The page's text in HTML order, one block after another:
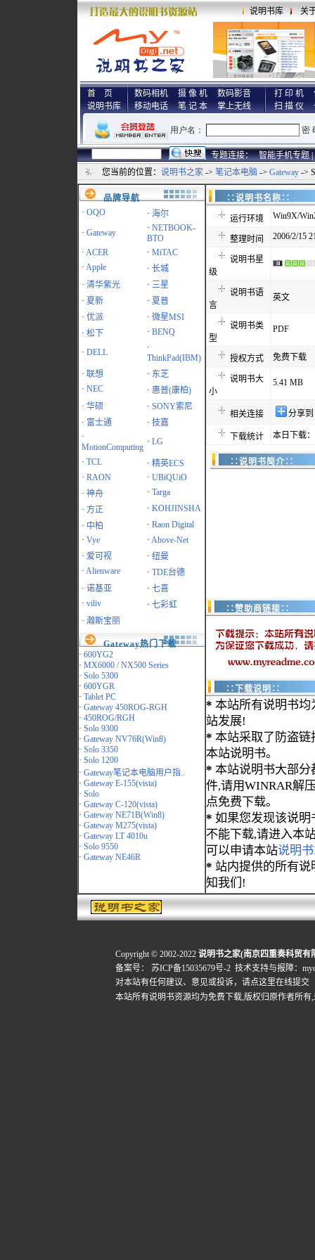
说明书库 关
首 页
说明书库
数码相机 摄 像 机
数码影音
移动电话
笔 记 本 掌上无线
打 印 机
扫 描 仪
专题连接： 智能手机专题 |
您当前的位置： 说明书之家 -> 笔记本电脑 -> Gateway ->
品牌导航
· OQO · 海尔
· Gateway · NETBOOK-
BTO
· ACER · MiTAC
· Apple · 长城
· 清华紫光 · 三星
· 夏新 · 夏普
· 优派 · 微星MSI
· 松下 · BENQ
· DELL
·
ThinkPad(IBM)
· 联想 · 东芝
· NEC · 惠普(康柏)
· 华硕 · SONY索尼
· 富士通 · 技嘉
·
MotionComputing
· LG
· TCL · 精英ECS
· RAON · UBiQUiO
· 神舟 · Targa
· 方正 · KOHJINSHA
· 中柏 · Raon Digital
· Vye · Above-Net
· 爱可视 · 纽曼
· Alienware · TDE台德
· 诺基亚 · 七喜
· viliv · 七彩虹
· 瀚斯宝丽
Gateway热门下载
· 600YG2
· MX6000 / NX500 Series
· Solo 5300
· 600YGR
· Tablet PC
· Gateway 450ROG-RGH
· 450ROG/RGH
· Solo 9300
· Gateway NV76R(Win8)
· Solo 3350
· Solo 1200
· Gateway笔记本电脑用户指..
· Gateway E-155(vista)
· Solo
· Gateway C-120(vista)
· Gateway NE71B(Win8)
· Gateway M275(vista)
· Gateway LT 4010u
· Solo 9550
· Gateway NE46R
∷说明书名
运行环境 Win9X/
整理时间 2006/2/15
说明书星
级
说明书语
言
英文
说明书类
型
PDF
授权方式 免费下载
说明书大
小
5.41 MB
相关连接 分享
下载统计 本日下载
∷说明书简介∷
∷赞助商链接∷
∷下载说明∷
* 本站所有说明书均
站发展!
* 本站采取了防盗链
本站说明书。
* 本站说明书大部分
件,请用WINRAR解
点免费下载。
* 如果您发现该说明
不能下载,请进入本
可以申请本站说明
* 站内提供的所有
知我们!
Copyright © 2002-2022 说明书之家(南京四重奏科贸有
备案号：
苏ICP备15035679号-2 技术支持与报障：
对本站有任何建议、意见或投诉， 请点这里在线提交
本站所有说明书资源均为免费下载,版权归原作者所